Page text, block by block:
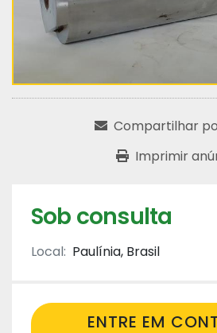
Compartilhar
Imprimir
Sob consulta
Local: Paulínia, Brasil
ENTRE EM